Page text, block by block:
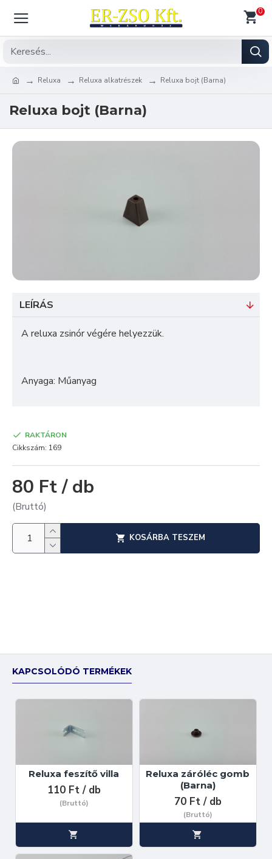
0
Reluxa Reluxa alkatrészek Reluxa bojt (Barna)
Reluxa bojt (Barna)
LEÍRÁS
A reluxa zsinór végére helyezzük.
Anyaga: Műanyag
80 Ft / db
(Bruttó)
RAKTÁRON
Cikkszám: 169
KOSÁRBA TESZEM
KAPCSOLÓDÓ TERMÉKEK
Reluxa feszítő villa
110 Ft / db
(Bruttó)
Reluxa záróléc gomb
(Barna)
70 Ft / db
(Bruttó)